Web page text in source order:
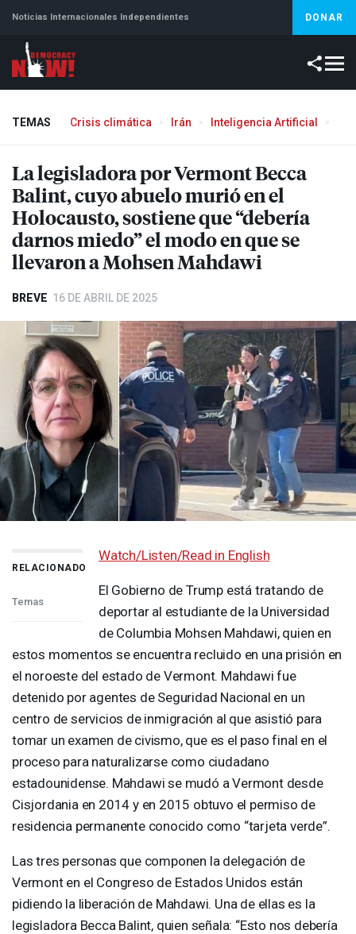
Noticias Internacionales Independientes DONAR
TEMAS Crisis climática Irán Inteligencia Artificial
La legisladora por Vermont Becca
Balint, cuyo abuelo murió en el
Holocausto, sostiene que “debería
darnos miedo” el modo en que se
llevaron a Mohsen Mahdawi
BREVE 16 DE ABRIL DE 2025
RELACIONADO
Temas
Watch/Listen/Read in English
El Gobierno de Trump está tratando de
deportar al estudiante de la Universidad
de Columbia Mohsen Mahdawi, quien en
estos momentos se encuentra recluido en una prisión en
el noroeste del estado de Vermont. Mahdawi fue
detenido por agentes de Seguridad Nacional en un
centro de servicios de inmigración al que asistió para
tomar un examen de civismo, que es el paso final en el
proceso para naturalizarse como ciudadano
estadounidense. Mahdawi se mudó a Vermont desde
Cisjordania en 2014 y en 2015 obtuvo el permiso de
residencia permanente conocido como “tarjeta verde”.
Las tres personas que componen la delegación de
Vermont en el Congreso de Estados Unidos están
pidiendo la liberación de Mahdawi. Una de ellas es la
legisladora Becca Balint, quien señala: “Esto nos debería